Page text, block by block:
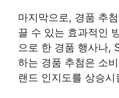
마지막으로, 경품 추
끌 수 있는 효과적인
으로 한 경품 행사나,
하는 경품 추첨은 소
랜드 인지도를 상승